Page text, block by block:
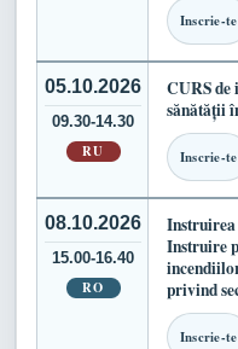
Inscrie-te
05.10.2026
09.30-14.30
RU
CURS
sănătății
Inscrie-te
08.10.2026
15.00-16.40
RO
Instruirea
Instruire
privind
Inscrie-te